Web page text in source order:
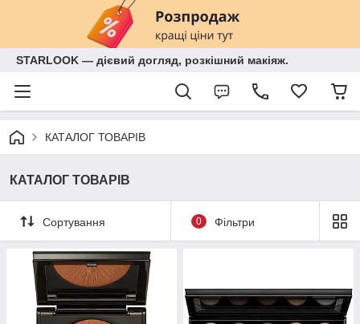
STARLOOK — дієвий догляд, розкішний макіяж.
КАТАЛОГ ТОВАРІВ
КАТАЛОГ ТОВАРІВ
Сортування 0 Фільтри